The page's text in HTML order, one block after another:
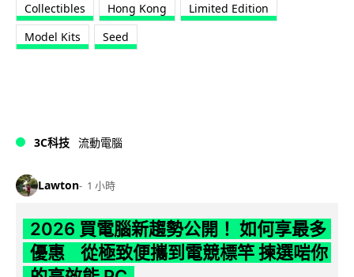
Collectibles Hong Kong
Limited Edition
Model Kits
Seed
3C科技 流動電腦
Lawton 1 小時
2026 買電腦新趨勢公開！ 如何享最多
優惠 從極致便攜到電競標竿 揀選啱你